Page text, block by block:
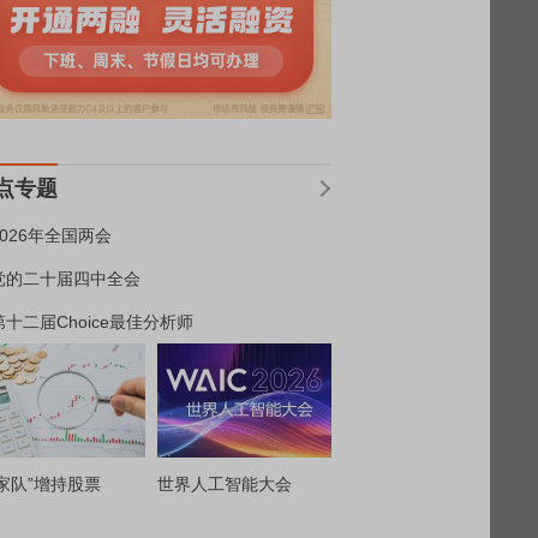
专题
年全国两会
的二十届四中全会
十二届Choice最佳分析师
队”增持股票 世界人工智能大会